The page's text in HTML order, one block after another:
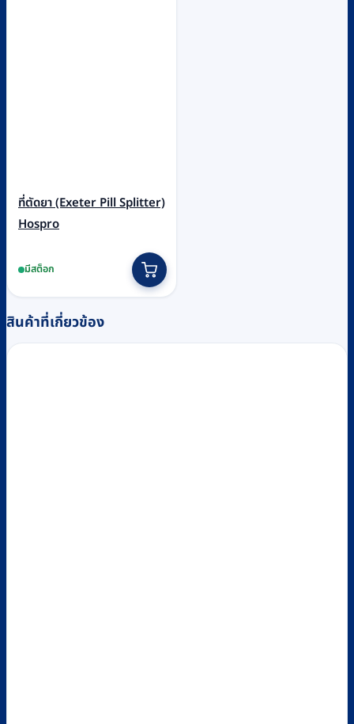
ที่ตัดยา (Exeter Pill Splitter)
Hospro
มีสต็อก
สินค้าที่เกี่ยวข้อง